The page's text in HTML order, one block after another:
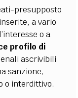
presupposto
a vario
interesse o a
profilo di
ascrivibili
sanzione,
o interdittivo.